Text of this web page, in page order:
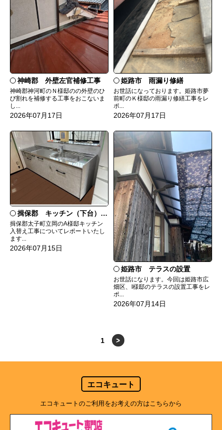
神崎郡 外壁左官補修工事
神崎郡神河町のＮ様邸のの外壁のひ
び割れを補修する工事をおこないま
し...
2026年07月17日
姫路市 雨漏り修繕
お世話になっております。姫路市夢
前町のＫ様邸の雨漏り修繕工事をレ
ポ...
2026年07月17日
揖保郡 キッチン（下台）交換
揖保郡太子町立岡のA様邸キッチン
入替え工事についてレポートいたし
ます...
2026年07月15日
姫路市 テラスの設置
お世話になります。今回は姫路市広
畑区、I様邸のテラスの設置工事をレ
ポ...
2026年07月14日
1 >
エコキュート
エコキュートのご利用をお考えの方はこちらから